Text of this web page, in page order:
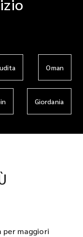
Oman
Giordania
per maggiori